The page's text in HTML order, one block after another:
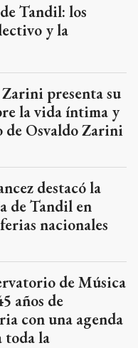
Tandil: los
y la
presenta su
la vida íntima y
de Osvaldo Zarini
destacó la
de Tandil en
nacionales
de Música
años de
con una agenda
toda la